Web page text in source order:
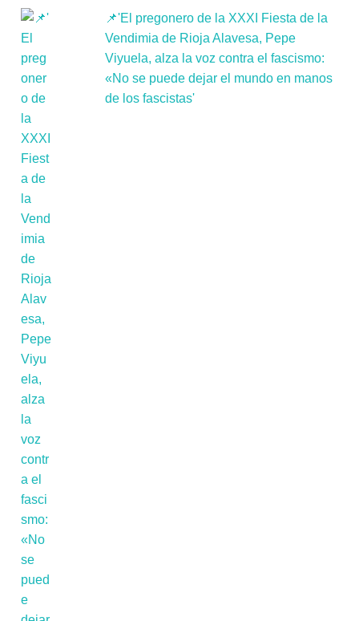
📌'El pregonero de la XXXI Fiesta de la
Vendimia de Rioja Alavesa, Pepe
Viyuela, alza la voz contra el fascismo:
«No se puede dejar el mundo en manos
de los fascistas'